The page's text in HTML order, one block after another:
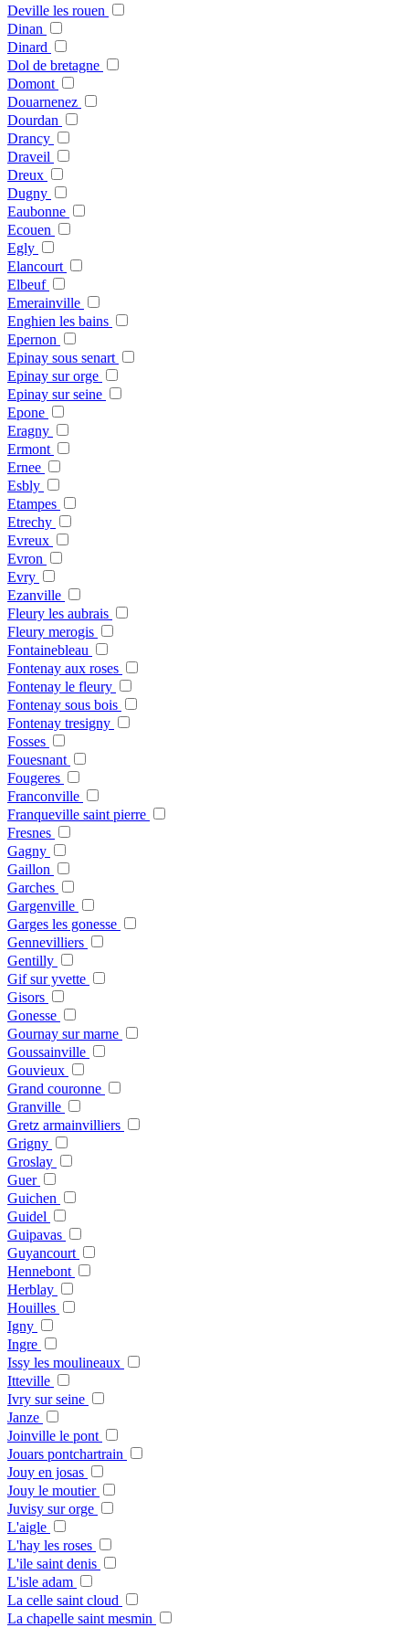
Deville les rouen
Dinan
Dinard
Dol de bretagne
Domont
Douarnenez
Dourdan
Drancy
Draveil
Dreux
Dugny
Eaubonne
Ecouen
Egly
Elancourt
Elbeuf
Emerainville
Enghien les bains
Epernon
Epinay sous senart
Epinay sur orge
Epinay sur seine
Epone
Eragny
Ermont
Ernee
Esbly
Etampes
Etrechy
Evreux
Evron
Evry
Ezanville
Fleury les aubrais
Fleury merogis
Fontainebleau
Fontenay aux roses
Fontenay le fleury
Fontenay sous bois
Fontenay tresigny
Fosses
Fouesnant
Fougeres
Franconville
Franqueville saint pierre
Fresnes
Gagny
Gaillon
Garches
Gargenville
Garges les gonesse
Gennevilliers
Gentilly
Gif sur yvette
Gisors
Gonesse
Gournay sur marne
Goussainville
Gouvieux
Grand couronne
Granville
Gretz armainvilliers
Grigny
Groslay
Guer
Guichen
Guidel
Guipavas
Guyancourt
Hennebont
Herblay
Houilles
Igny
Ingre
Issy les moulineaux
Itteville
Ivry sur seine
Janze
Joinville le pont
Jouars pontchartrain
Jouy en josas
Jouy le moutier
Juvisy sur orge
L'aigle
L'hay les roses
L'ile saint denis
L'isle adam
La celle saint cloud
La chapelle saint mesmin